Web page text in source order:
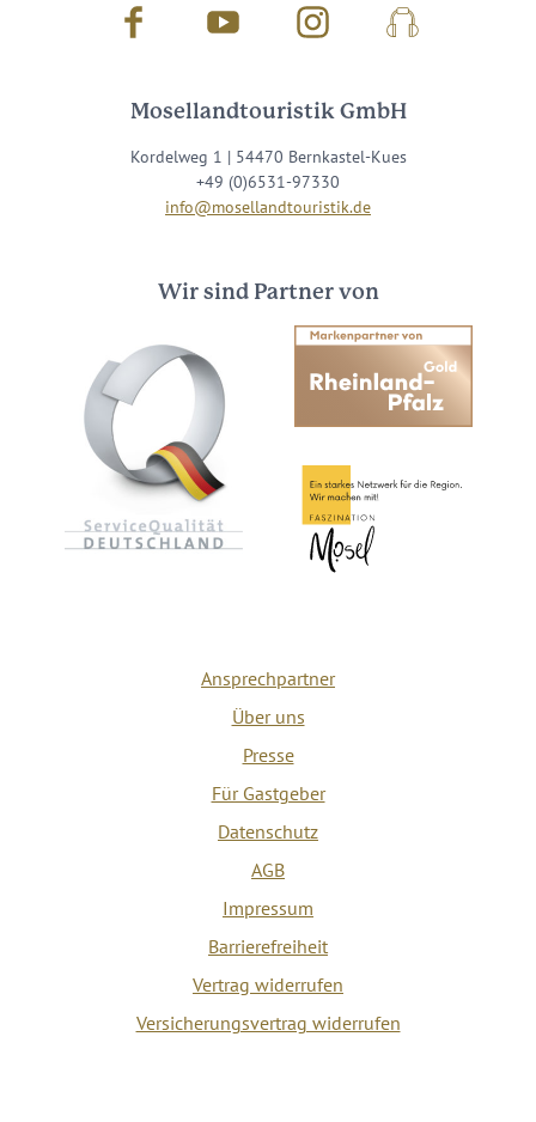
Facebook Youtube InstagramPodcast
Mosellandtouristik GmbH
Kordelweg 1 | 54470 Bernkastel-Kues
+49 (0)6531-97330
info@mosellandtouristik.de
Wir sind Partner von
Ansprechpartner
Über uns
Presse
Für Gastgeber
Datenschutz
AGB
Impressum
Barrierefreiheit
Vertrag widerrufen
Versicherungsvertrag widerrufen